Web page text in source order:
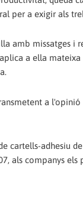
per a exigir als
amb missatges i
a ella
a
cartells-adhesiu
als companys